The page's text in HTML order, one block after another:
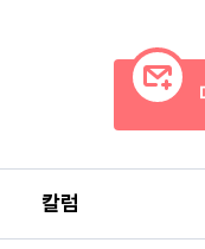
칼럼